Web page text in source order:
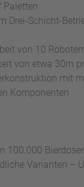
Paletten
Drei-Schicht-
von 10
von etwa 30m
mit
Komponenten
100.000
Varianten –